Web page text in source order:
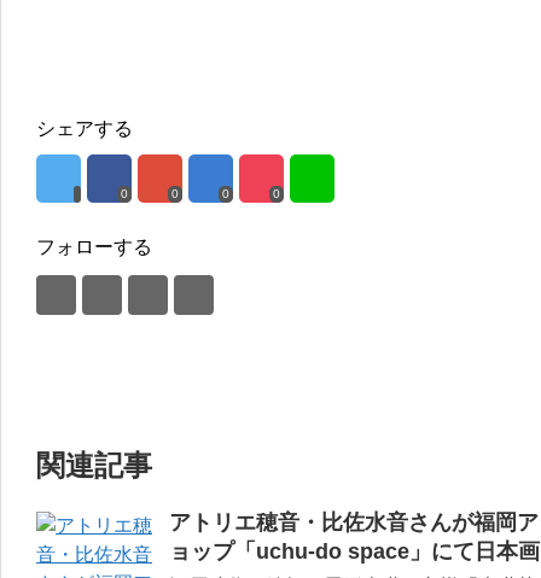
シェアする
0 0 0 0
フォローする
関連記事
アトリエ穂音・比佐水音さんが福岡
ョップ「uchu-do space」にて日本